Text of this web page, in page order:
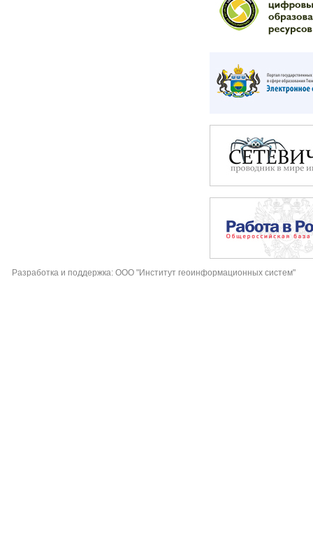
Разработка и поддержка: ООО "Институт геоинформационных систем"